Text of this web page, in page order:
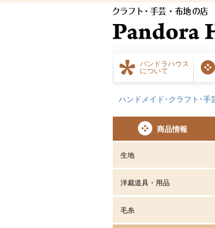
パンドラハウス
について
ハンドメイド･クラフト･手
商品情報
生地
洋裁道具・用品
毛糸